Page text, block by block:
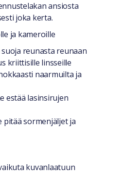
ansiosta
joka kerta.
ja kameroille
reunasta reunaan
kriittisille linsseille
naarmuilta ja
estää lasinsirujen
sormenjäljet ja
kuvanlaatuun